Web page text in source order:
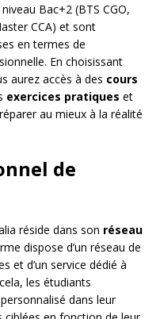
Bac+2 (BTS CGO,
CCA) et sont
en termes de
En choisissant
aurez accès à des cours
exercices pratiques et
au mieux à la réalité
de
réside dans son réseau
dispose d’un réseau de
et d’un service dédié à
les étudiants
dans leur